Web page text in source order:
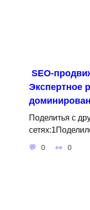
SEO-
Экспертное
Поделитья с
0 0